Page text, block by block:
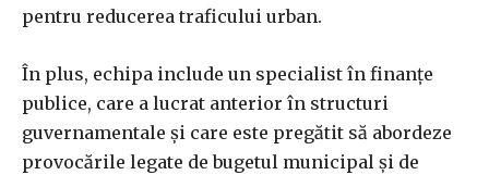
pentru reducerea traficului urban.
În plus, echipa include un specialist în finanțe
publice, care a lucrat anterior în structuri
guvernamentale și care este pregătit să abordeze
provocările legate de bugetul municipal și de